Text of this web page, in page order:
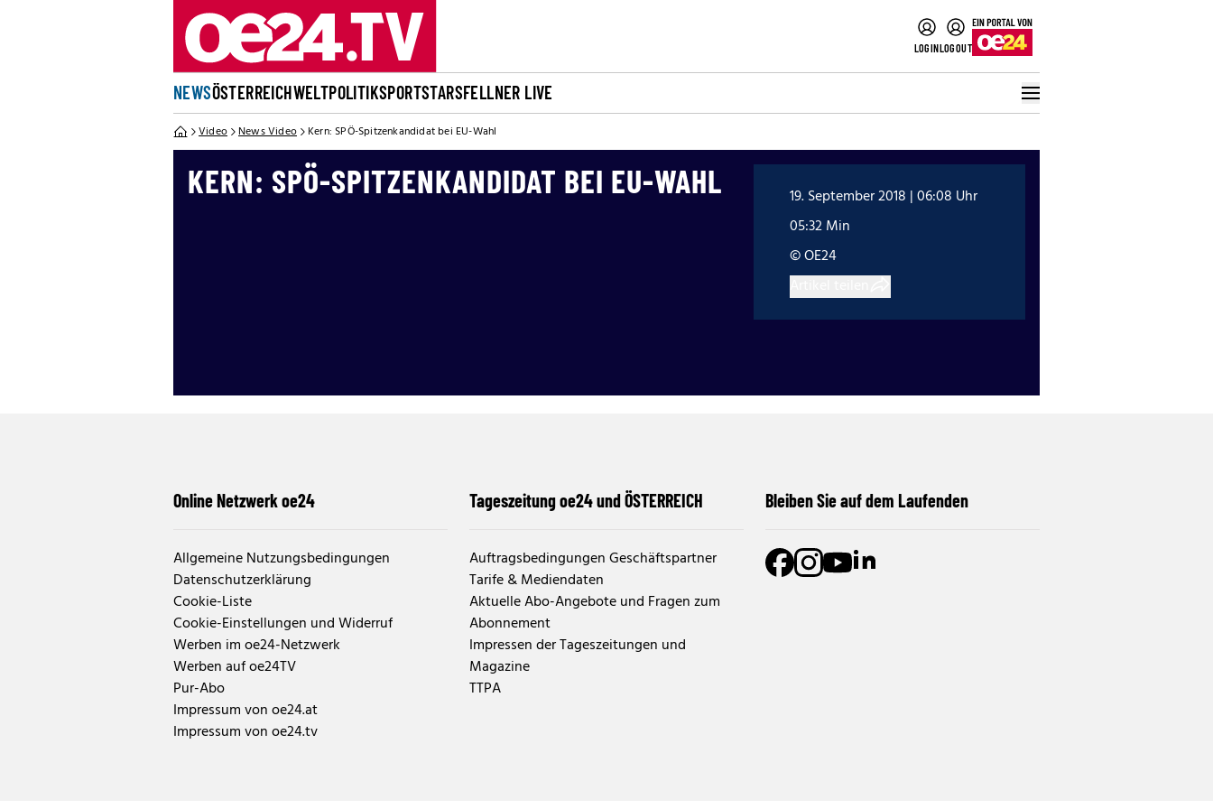
LOGINLOGOUT
NEWSÖSTERREICHWELTPOLITIKSPORTSTARSFELLNER LIVE
Video News Video Kern: SPÖ-Spitzenkandidat bei EU-Wahl
KERN: SPÖ-SPITZENKANDIDAT BEI EU-WAHL
19. September 2018 | 06:08 Uhr
05:32 Min
© OE24
Online Netzwerk oe24
Allgemeine Nutzungsbedingungen
Datenschutzerklärung
Cookie-Liste
Cookie-Einstellungen und Widerruf
Werben im oe24-Netzwerk
Werben auf oe24TV
Pur-Abo
Impressum von oe24.at
Impressum von oe24.tv
Tageszeitung oe24 und ÖSTERREICH
Auftragsbedingungen Geschäftspartner
Tarife & Mediendaten
Aktuelle Abo-Angebote und Fragen zum
Abonnement
Impressen der Tageszeitungen und
Magazine
TTPA
Bleiben Sie auf dem Laufenden